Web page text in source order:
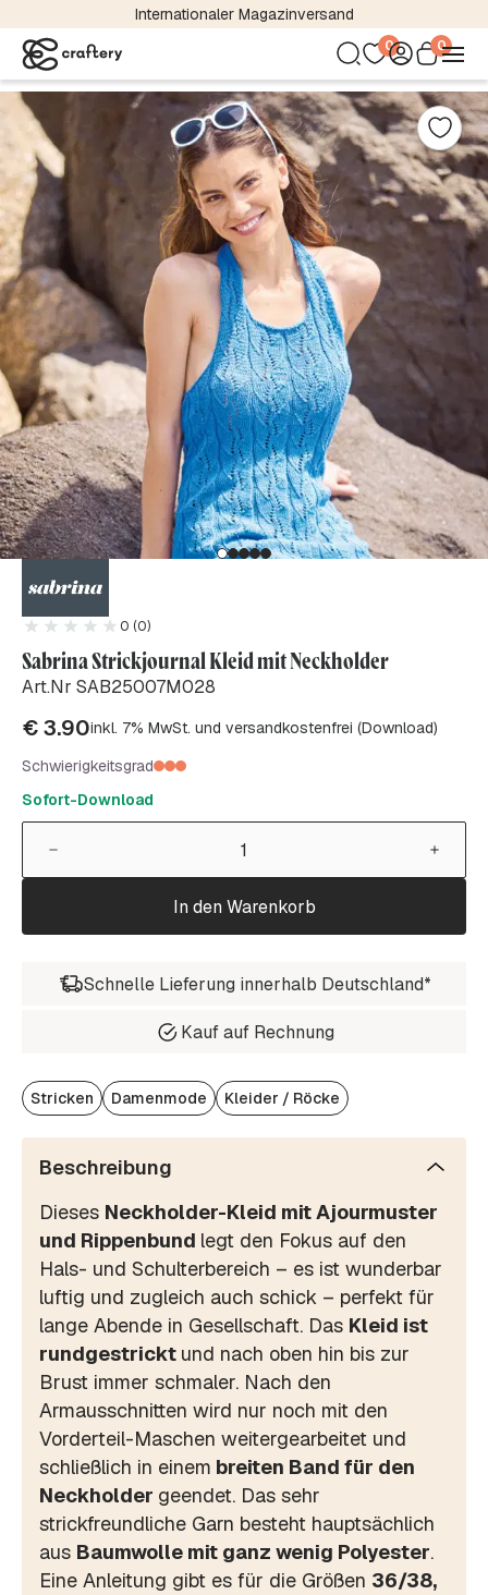
Internationaler Magazinversand
0 0
0 (0)
Sabrina Strickjournal Kleid mit Neckholder
Art.Nr SAB25007M028
€3.90inkl. 7% MwSt. und versandkostenfrei (Download)
Schwierigkeitsgrad
Sofort-Download
In den Warenkorb
Schnelle Lieferung innerhalb Deutschland*
Kauf auf Rechnung
Stricken Damenmode Kleider / Röcke
Beschreibung
Dieses Neckholder-Kleid mit Ajourmuster
und Rippenbund legt den Fokus auf den
Hals- und Schulterbereich – es ist wunderbar
luftig und zugleich auch schick – perfekt für
lange Abende in Gesellschaft. Das Kleid ist
rundgestrickt und nach oben hin bis zur
Brust immer schmaler. Nach den
Armausschnitten wird nur noch mit den
Vorderteil-Maschen weitergearbeitet und
schließlich in einem breiten Band für den
Neckholder geendet. Das sehr
strickfreundliche Garn besteht hauptsächlich
aus Baumwolle mit ganz wenig Polyester.
Eine Anleitung gibt es für die Größen 36/38,